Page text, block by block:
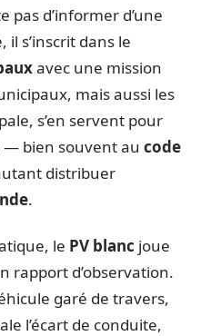
pas d’informer d’une
il s’inscrit dans le
avec une mission
mais aussi les
s’en servent pour
— bien souvent au code
distribuer
.
le PV blanc joue
rapport d’observation.
garé de travers,
l’écart de conduite,